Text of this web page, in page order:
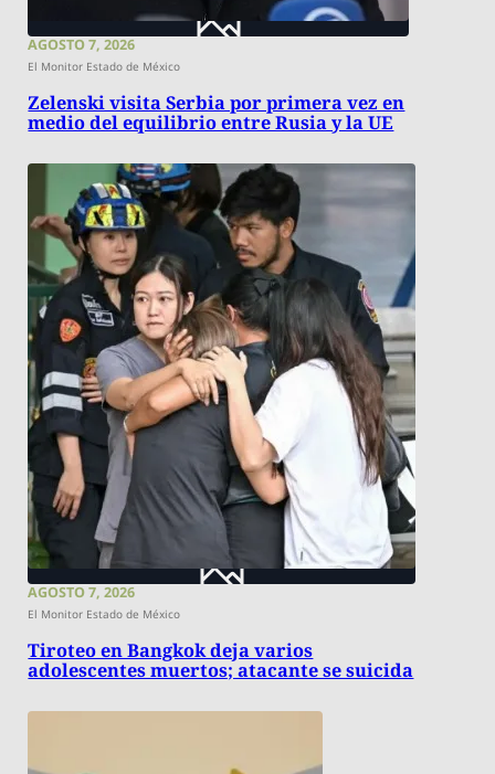
AGOSTO 7, 2026
El Monitor Estado de México
Zelenski visita Serbia por primera vez en
medio del equilibrio entre Rusia y la UE
AGOSTO 7, 2026
El Monitor Estado de México
Tiroteo en Bangkok deja varios
adolescentes muertos; atacante se suicida